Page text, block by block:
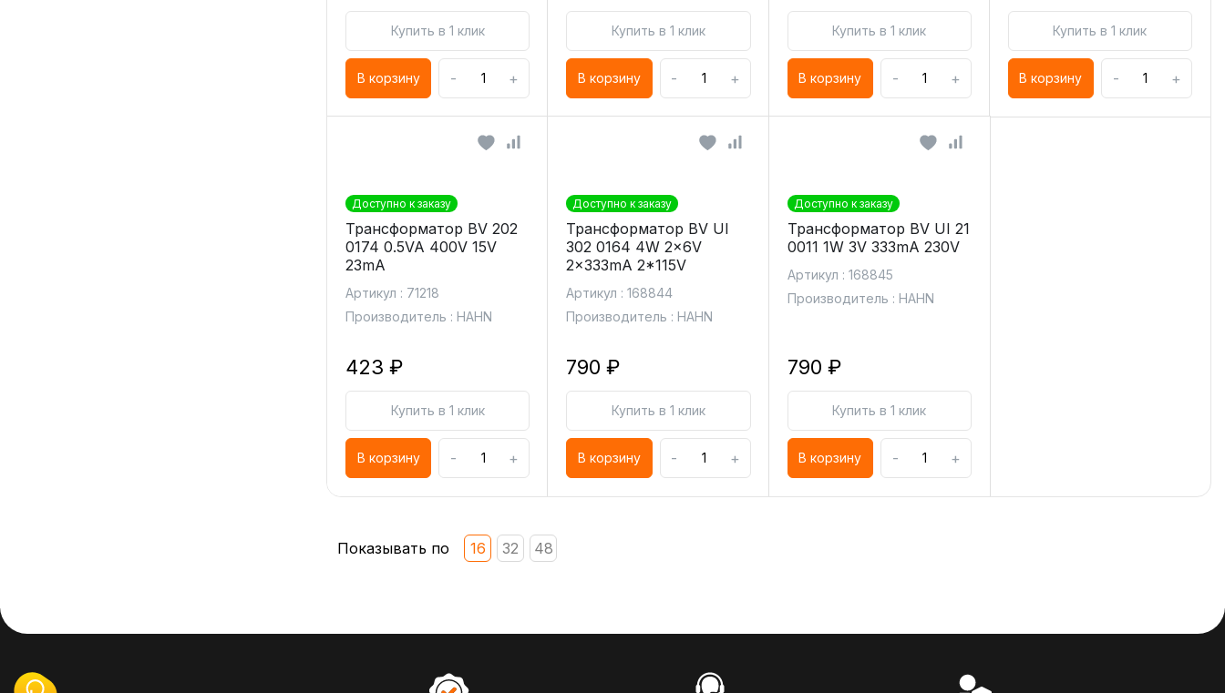
Купить в 1 клик
В корзину - +
Купить в 1 клик
В корзину - +
Купить в 1 клик
В корзину - +
Купить в 1 клик
В корзину - +
Доступно к заказу
Трансформатор BV 202
0174 0.5VA 400V 15V
23mA
Артикул : 71218
Производитель : HAHN
423 ₽
Купить в 1 клик
В корзину - +
Доступно к заказу
Трансформатор BV UI
302 0164 4W 2x6V
2x333mA 2*115V
Артикул : 168844
Производитель : HAHN
790 ₽
Купить в 1 клик
В корзину - +
Доступно к заказу
Трансформатор BV UI 21
0011 1W 3V 333mA 230V
Артикул : 168845
Производитель : HAHN
790 ₽
Купить в 1 клик
В корзину - +
Показывать по 16 32 48